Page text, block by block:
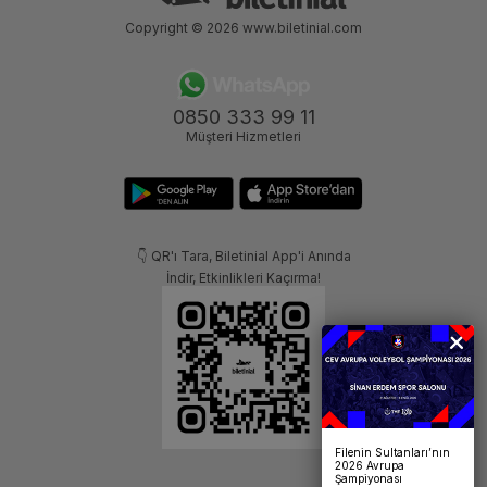
0850 333 99 11
Müşteri Hizmetleri
👇 QR'ı Tara, Biletinial App'i Anında
İndir, Etkinlikleri Kaçırma!
Copyright © 2026 www.biletinial.com
Filenin Sultanları’nın
2026 Avrupa
Şampiyonası